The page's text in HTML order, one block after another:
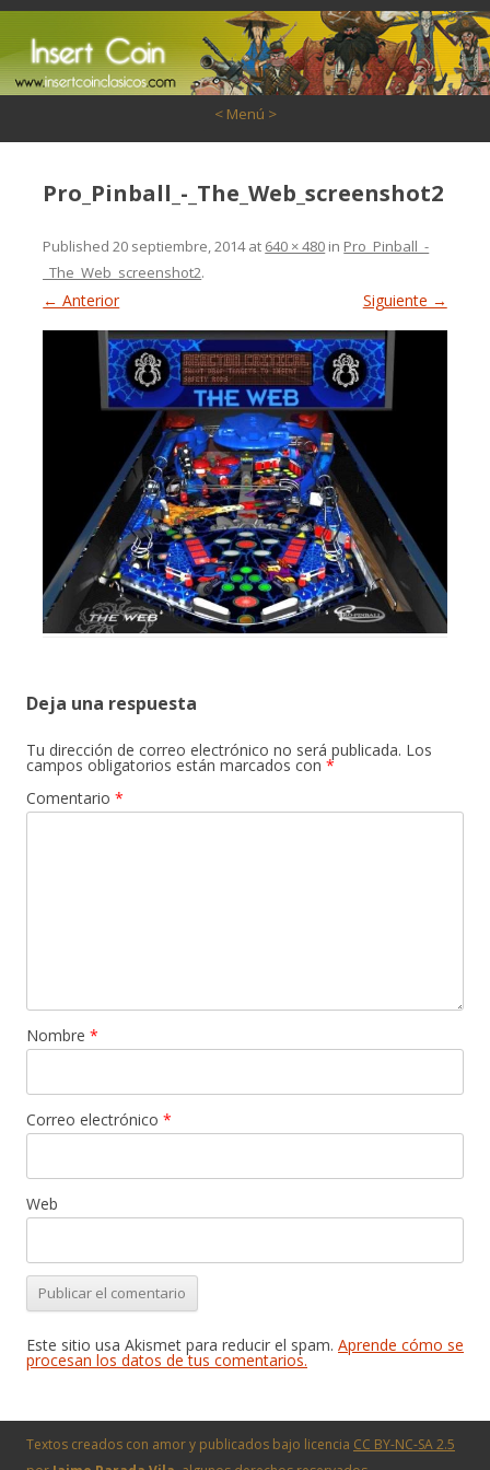
< Menú >
Pro_Pinball_-_The_Web_screenshot2
Published20 septiembre, 2014at 640 × 480 in Pro_Pinball_-
_The_Web_screenshot2.
← Anterior Siguiente →
Deja una respuesta
Tu dirección de correo electrónico no será publicada. Los
campos obligatorios están marcados con *
Comentario *
Nombre *
Correo electrónico *
Web
Este sitio usa Akismet para reducir el spam. Aprende cómo se
procesan los datos de tus comentarios.
Textos creados con amor y publicados bajo licencia CC BY-NC-SA 2.5